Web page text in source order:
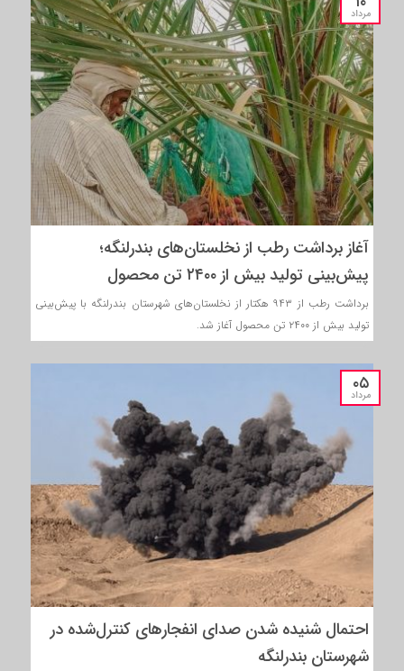
مرداد
آغاز برداشت رطب از نخلستان‌های بندرلنگه؛
پیش‌بینی تولید بیش از ۲۴۰۰ تن محصول
برداشت رطب از ۹۴۳ هکتار از نخلستان‌های شهرستان بندرلنگه با پیش‌بینی
تولید بیش از ۲۴۰۰ تن محصول آغاز شد.
۰۵
مرداد
احتمال شنیده شدن صدای انفجارهای کنترل‌شده در
شهرستان بندرلنگه